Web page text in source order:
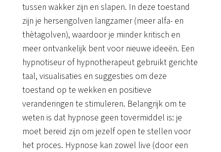
tussen wakker zijn en slapen. In deze toestand
zijn je hersengolven langzamer (meer alfa- en
thètagolven), waardoor je minder kritisch en
meer ontvankelijk bent voor nieuwe ideeën. Een
hypnotiseur of hypnotherapeut gebruikt gerichte
taal, visualisaties en suggesties om deze
toestand op te wekken en positieve
veranderingen te stimuleren. Belangrijk om te
weten is dat hypnose geen tovermiddel is: je
moet bereid zijn om jezelf open te stellen voor
het proces. Hypnose kan zowel live (door een